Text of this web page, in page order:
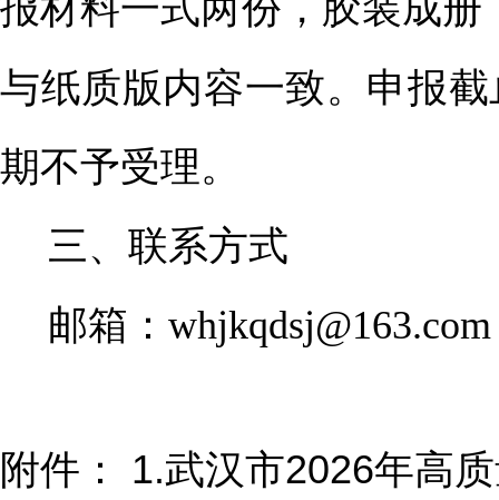
报材料一式两份，胶装成册
与纸质版内容一致。申报
期不予受理。
三、联系方式
邮箱： whjkqdsj@163.com
附件： 1.武汉市2026年高